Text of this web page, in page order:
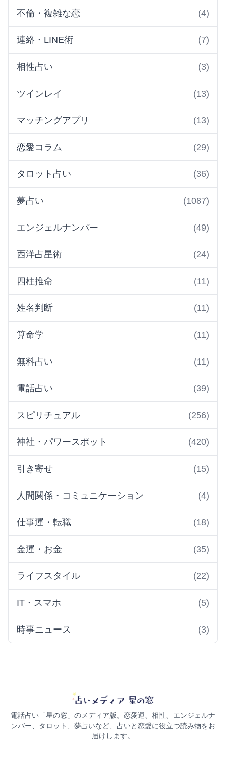
不倫・複雑な恋 (4)
連絡・LINE術 (7)
相性占い (3)
ツインレイ (13)
マッチングアプリ (13)
恋愛コラム (29)
タロット占い (36)
夢占い (1087)
エンジェルナンバー (49)
西洋占星術 (24)
四柱推命 (11)
姓名判断 (11)
算命学 (11)
無料占い (11)
電話占い (39)
スピリチュアル (256)
神社・パワースポット (420)
引き寄せ (15)
人間関係・コミュニケーション (4)
仕事運・転職 (18)
金運・お金 (35)
ライフスタイル (22)
IT・スマホ (5)
時事ニュース (3)
電話占い「星の窓」のメディア版。恋愛運、相性、エンジェルナ
ンバー、タロット、夢占いなど、占いと恋愛に役立つ読み物をお
届けします。